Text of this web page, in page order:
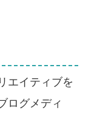
エイティブを
ログメディ